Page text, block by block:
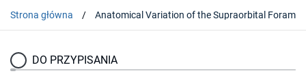
Strona główna
DO PRZYPISANIA